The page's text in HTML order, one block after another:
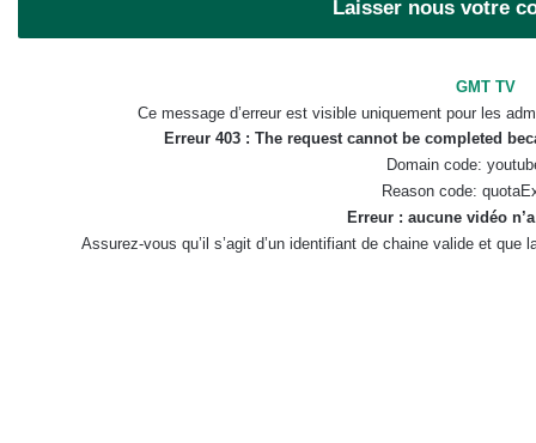
Laisser nous votre
GMT TV
Ce message d’erreur est visible uniquement pour les
Erreur 403 : The request cannot be completed
Domain code:
Reason code:
Erreur : aucune vidéo
Assurez-vous qu’il s’agit d’un identifiant de chaine valide et